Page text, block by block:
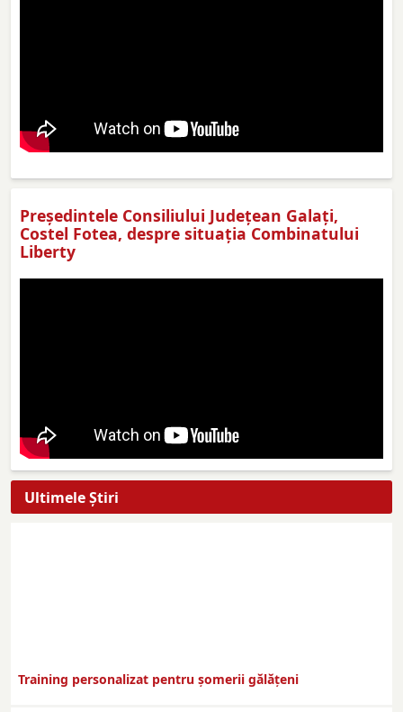
Preşedintele Consiliului Judeţean Galaţi,
Costel Fotea, despre situaţia Combinatului
Liberty
Ultimele Ştiri
Training personalizat pentru șomerii gălățeni